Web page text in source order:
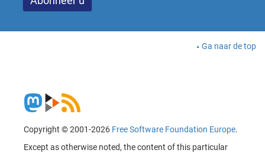
Ga naar de top
Copyright © 2001-2026 Free Software Foundation Europe.
Except as otherwise noted, the content of this particular